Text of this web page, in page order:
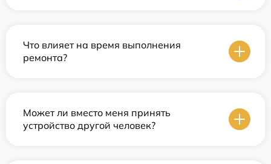
Что влияет на время выполнения
ремонта?
Может ли вместо меня принять
устройство другой человек?